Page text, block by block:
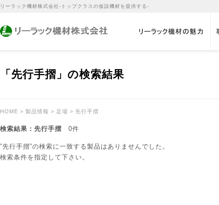
リーラック機材株式会社-トップクラスの仮設機材を提供する-
「先行手摺」の検索結果
HOME > 製品情報 > 足場 > 先行手摺
検索結果：先行手摺 0件
”先行手摺”の検索に一致する製品はありませんでした。
検索条件を指定して下さい。